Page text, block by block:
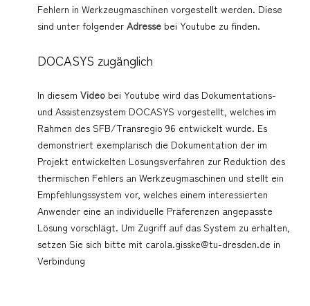
Fehlern in Werkzeugmaschinen vorgestellt werden. Diese
sind unter folgender Adresse bei Youtube zu finden.
DOCASYS zugänglich
In diesem Video bei Youtube wird das Dokumentations-
und Assistenzsystem DOCASYS vorgestellt, welches im
Rahmen des SFB/Transregio 96 entwickelt wurde. Es
demonstriert exemplarisch die Dokumentation der im
Projekt entwickelten Lösungsverfahren zur Reduktion des
thermischen Fehlers an Werkzeugmaschinen und stellt ein
Empfehlungssystem vor, welches einem interessierten
Anwender eine an individuelle Präferenzen angepasste
Lösung vorschlägt. Um Zugriff auf das System zu erhalten,
setzen Sie sich bitte mit carola.gisske@tu-dresden.de in
Verbindung